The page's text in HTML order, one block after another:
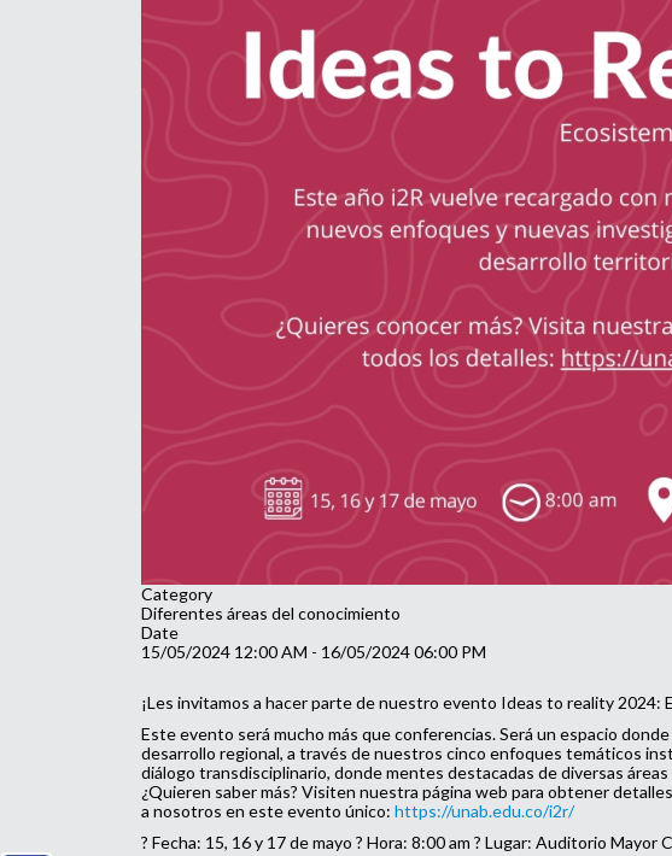
Divulgación
Agenda U
UNIRED v-
Category
Diferentes áreas del conocimiento
Date
15/05/2024 12:00 AM - 16/05/202406:00 PM
¡Les invitamos a hacer parte de nuestro evento Ideas to reality 2024:
Este evento será mucho más que conferencias. Será un espacio
desarrollo regional, a través de nuestros cinco enfoques temáticos
diálogo transdisciplinario, donde mentes destacadas de diversas
¿Quieren saber más? Visiten nuestra página web para obtener
a nosotros en este evento único: https://unab.edu.co/i2r/
?️ Fecha: 15, 16 y 17 de mayo ? Hora: 8:00 am ? Lugar: Auditorio Mayor